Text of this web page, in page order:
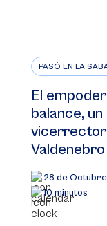
PASÓ EN LA
El
balance,
Valdenebro
28 de
10 minutos